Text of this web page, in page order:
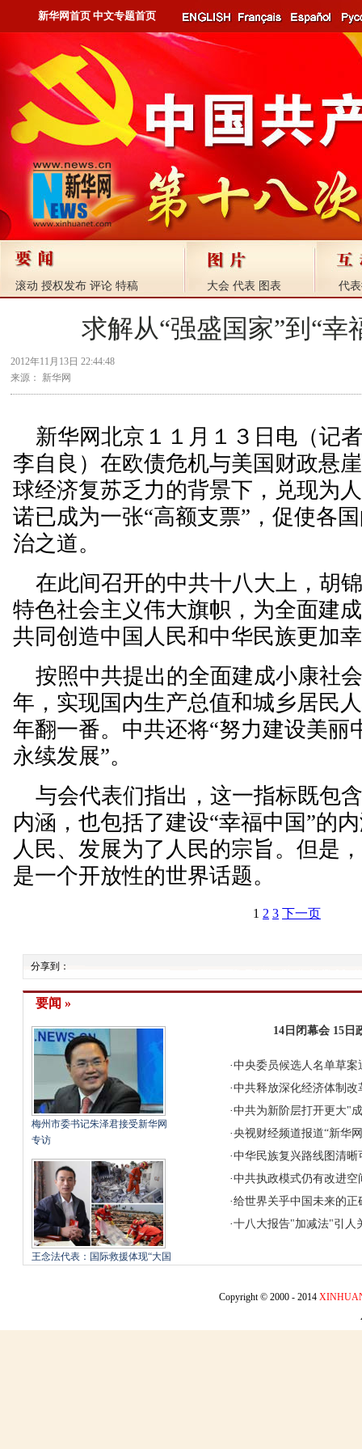
新华网首页 中文专题首页
滚动 授权发布 评论 特稿 大会 代表 图表 代
求解从“强盛国家”到“幸
2012年11月13日 22:44:48
来源： 新华网
新华网北京１１月１３日电（
李自良）在欧债危机与美国财政悬
球经济复苏乏力的背景下，兑现为
诺已成为一张“高额支票”，促使各
治之道。
在此间召开的中共十八大上，胡
特色社会主义伟大旗帜，为全面建
共同创造中国人民和中华民族更加
按照中共提出的全面建成小康社
年，实现国内生产总值和城乡居民
年翻一番。中共还将“努力建设美丽
永续发展”。
与会代表们指出，这一指标既包
内涵，也包括了建设“幸福中国”的
人民、发展为了人民的宗旨。但是
是一个开放性的世界话题。
1 2 3 下一页
分享到：
要闻 »
梅州市委书记朱泽君接受新华网
专访
王念法代表：国际救援体现“大国
14日闭幕会 15日
·中央委员候选人名单草案
·中共释放深化经济体制改
·中共为新阶层打开更大"
·央视财经频道报道“新华
·中华民族复兴路线图清晰
·中共执政模式仍有改进空
·给世界关乎中国未来的正
·十八大报告"加减法"引人
Copyright © 2000 - 2014